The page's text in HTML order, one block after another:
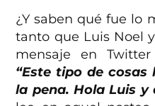
¿Y saben qué fue lo
tanto que Luis Noel
mensaje en
“Este tipo de
la pena. Hola Luis